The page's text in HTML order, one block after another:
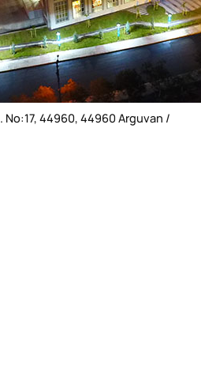
No:17, 44960, 44960 Arguvan /